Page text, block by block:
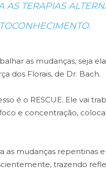
AS TERAPIAS
as mudanças, seja
dos Florais, de Dr. Bach.
é o RESCUE. Ele vai
e concentração,
as mudanças repentinas
trazendo